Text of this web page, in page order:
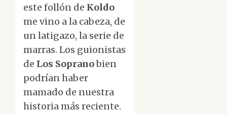
este follón de Koldo
me vino a la cabeza, de
un latigazo, la serie de
marras. Los guionistas
de Los Sopranobien
podrían haber
mamado de nuestra
historia más reciente.